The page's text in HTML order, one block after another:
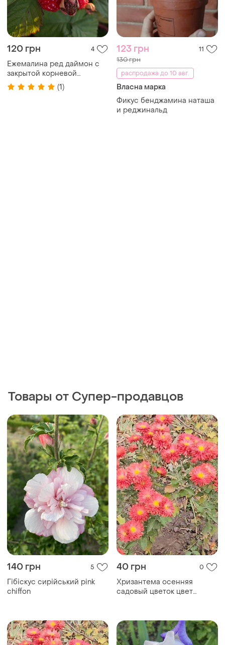
120 грн 4
Ежемалина ред даймон с
закрытой корневой
системой (скс)(1)
123 грн 11
130 грн
распродажа до 10 авг.
Власна марка
Фикус бенджамина наташа
и реджинальд
Товары от Супер-продавцов
140 грн 5
Гібіскус сирійський pink
chiffon
40 грн 0
Хризантема осенняя
садовый цветок цвет